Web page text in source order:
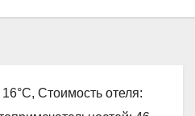
Стоимость отеля: